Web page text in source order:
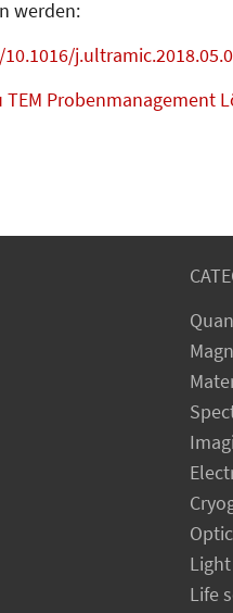
werden:
TEM Probenmanagement
Life